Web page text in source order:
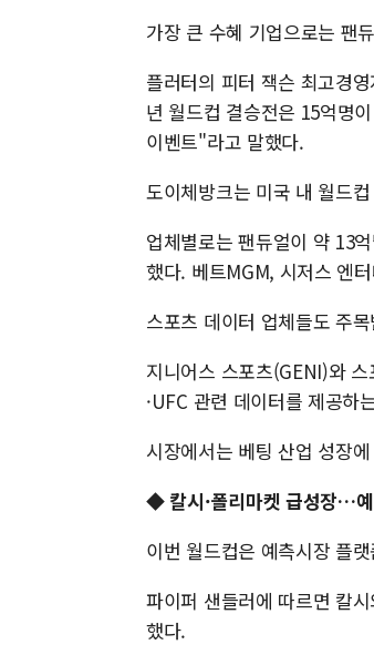
가장 큰 수혜 기업으로는
플러터의 피터 잭슨 최고경
년 월드컵 결승전은 15억명
이벤트"라고 말했다.
도이체방크는 미국 내 월드
업체별로는 팬듀얼이 약 13
했다. 베트MGM, 시저스 엔
스포츠 데이터 업체들도 주
지니어스 스포츠(GENI)와
·UFC 관련 데이터를 제공하
시장에서는 베팅 산업 성장
◆ 칼시·폴리마켓 급성장…
이번 월드컵은 예측시장 플
파이퍼 샌들러에 따르면 칼
했다.